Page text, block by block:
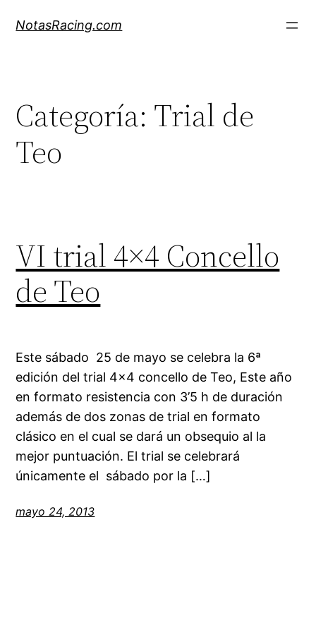
NotasRacing.com
Categoría: Trial de
Teo
VI trial 4×4 Concello
de Teo
Este sábado 25 de mayo se celebra la 6ª
edición del trial 4×4 concello de Teo, Este año
en formato resistencia con 3’5 h de duración
además de dos zonas de trial en formato
clásico en el cual se dará un obsequio al la
mejor puntuación. El trial se celebrará
únicamente el sábado por la […]
mayo 24, 2013